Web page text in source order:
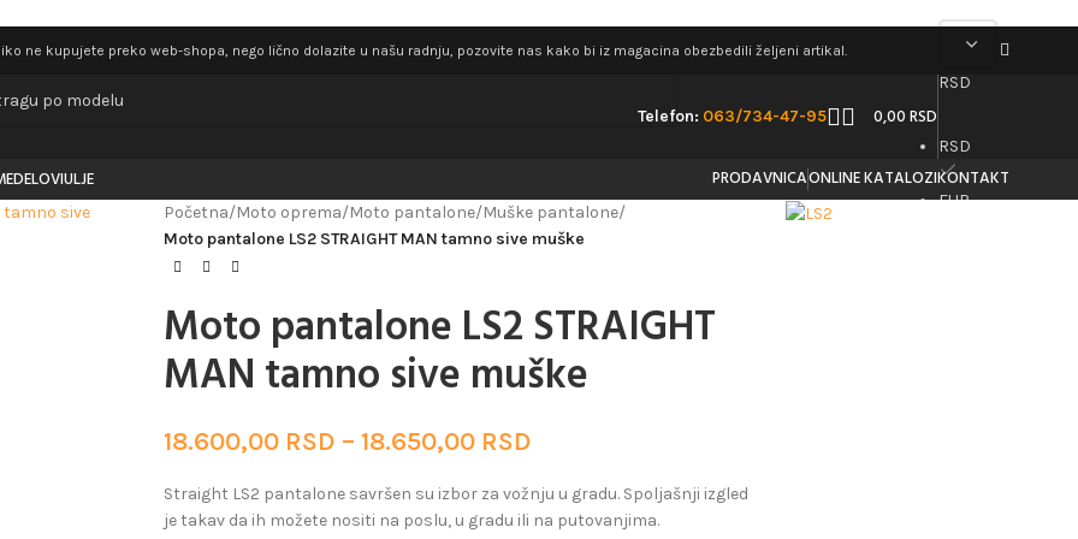
ne kupujete preko web-shopa, nego lično dolazite u našu radnju, pozovite nas kako bi iz magacina obezbedili željeni artikal.
Telefon: 063/734-47-95 0,00RSD
RSD
RSD
EUR
DELOVIULJE PRODAVNICAONLINE KATALOZIKONTAKT
Početna/Moto oprema/Moto pantalone/Muške pantalone/
Moto pantalone LS2 STRAIGHT MAN tamno sive muške
Moto pantalone LS2 STRAIGHT
MAN tamno sive muške
18.600,00 RSD – 18.650,00 RSD
Straight LS2 pantalone savršen su izbor za vožnju u gradu. Spoljašnji izgled
je takav da ih možete nositi na poslu, u gradu ili na putovanjima.